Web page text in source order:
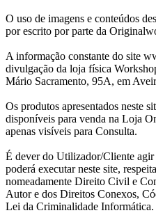
O uso de imagens e conteúdos
por escrito por parte da
A informação constante do site
divulgação da loja física
Mário Sacramento, 95A, em
Os produtos apresentados neste
disponíveis para venda na Loja
apenas visíveis para Consulta.
É dever do Utilizador/Cliente agir
poderá executar neste site,
nomeadamente Direito Civil e
Autor e dos Direitos Conexos,
Lei da Criminalidade Informática.